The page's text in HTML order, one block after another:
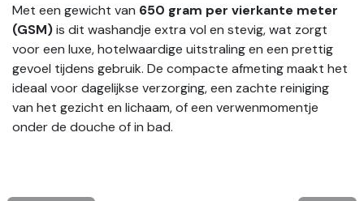
Met een gewicht van 650 gram per vierkante meter
(GSM)is dit washandje extra vol en stevig, wat zorgt
voor een luxe, hotelwaardige uitstraling en een prettig
gevoel tijdens gebruik. De compacte afmeting maakt het
ideaal voor dagelijkse verzorging, een zachte reiniging
van het gezicht en lichaam, of een verwenmomentje
onder de douche of in bad.